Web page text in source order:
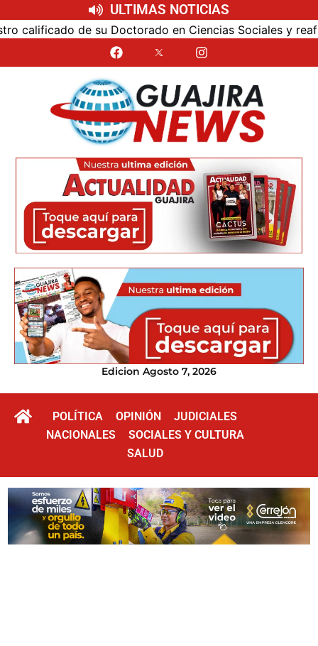
ULTIMAS NOTICIAS
de su Doctorado en Ciencias Sociales y
Edicion Agosto 7, 2026
POLÍTICA OPINIÓN
JUDICIALES
NACIONALES
SOCIALES Y CULTURA
SALUD